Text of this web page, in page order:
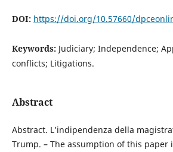
DOI: https://doi.org/10.57660/
Keywords: Judiciary; Independence;
conflicts; Litigations.
Abstract
Abstract. L’indipendenza della
Trump. – The assumption of this paper